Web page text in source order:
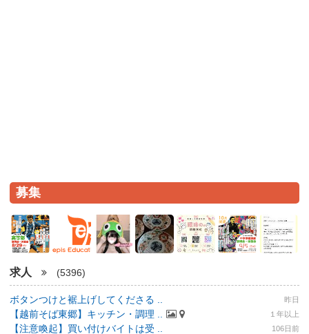
募集
求人 (5396)
ボタンつけと裾上げしてくださる .. 昨日
【越前そば東郷】キッチン・調理 .. １年以上
【注意喚起】買い付けバイトは受 .. 106日前